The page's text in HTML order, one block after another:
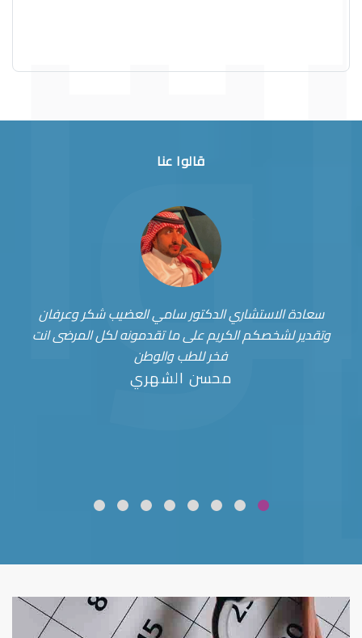
قالوا عنا
سعادة الاستشاري الدكتور سامي العضيب شكر وعرفان
وتقدير لشخصكم الكريم على ما تقدمونه لكل المرضى انت
فخر للطب والوطن
محسن الشهري